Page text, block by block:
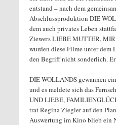
entstand – nach dem
Abschlussproduktion DIE
dem auch privates Leben
Ziewers LIEBE MUTTER,
wurden diese Filme unter dem
den Begriff nicht sonderlich.
DIE WOLLANDS gewannen
und es meldete sich das
UND LIEBE,
trat Regina Ziegler auf den
Auswertung im Kino blieb ein